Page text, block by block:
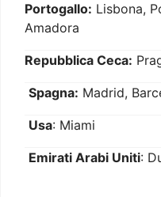
Portogallo: Lisbona,
Amadora
Repubblica Ceca:
Spagna: Madrid,
Usa: Miami
Emirati Arabi Uniti: